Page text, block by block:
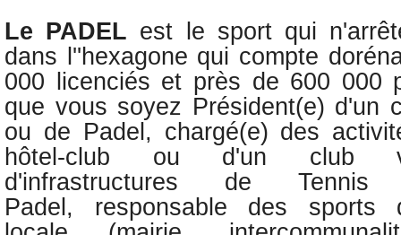
Le PADEL est le sport qui
dans l''hexagone qui compte
000 licenciés et près de 600 000
que vous soyez Président(e) d'un
ou de Padel, chargé(e) des
hôtel-club ou d'un club
d'infrastructures de
Padel, responsable des sports